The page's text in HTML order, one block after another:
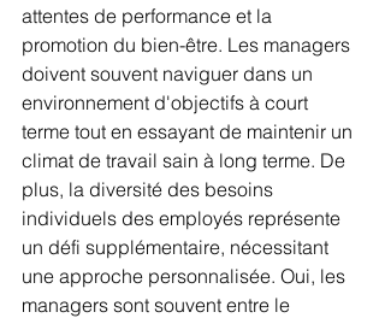
attentes de performance et la
promotion du bien-être. Les managers
doivent souvent naviguer dans un
environnement d'objectifs à court
terme tout en essayant de maintenir un
climat de travail sain à long terme. De
plus, la diversité des besoins
individuels des employés représente
un défi supplémentaire, nécessitant
une approche personnalisée. Oui, les
managers sont souvent entre le